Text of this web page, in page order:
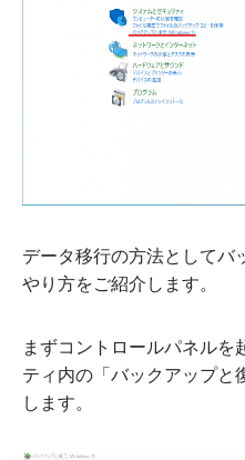
データ移行の方法としてバ
やり方をご紹介します。
まずコントロールパネルを
ティ内の「バックアップ
します。